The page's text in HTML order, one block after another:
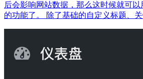
后会影响网站数据，那么这时候就可以
的功能了。 除了基础的自定义标题、